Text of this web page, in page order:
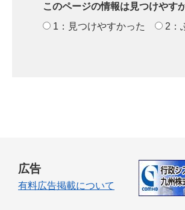
このページの情報は見つけやす
1：見つけやすかった
2：
広告
有料広告掲載について